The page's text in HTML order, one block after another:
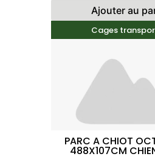
Ajouter au
Cages
PARC A CHIOT
488X107CM